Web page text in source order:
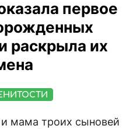
первое
раскрыла их
мама троих сыновей